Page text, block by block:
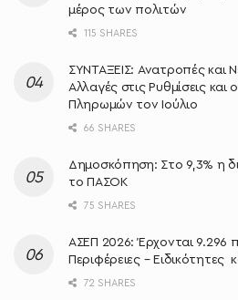
μέρος των πολιτών
115 SHARES
ΣΥΝΤΑΞΕΙΣ: Ανατροπές και
Αλλαγές στις Ρυθμίσεις και
Πληρωμών τον Ιούλιο
66 SHARES
Δημοσκόπηση: Στο 9,3% η
το ΠΑΣΟΚ
75 SHARES
ΑΣΕΠ 2026: Έρχονται 9.296
Περιφέρειες – Ειδικότητες
72 SHARES